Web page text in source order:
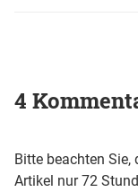
4
Bitte beachten
Artikel nur 72